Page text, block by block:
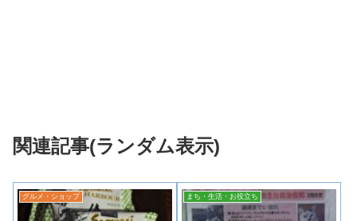
関連記事(ランダム表示)
グルメ・ショップ まち・生活・お役立ち